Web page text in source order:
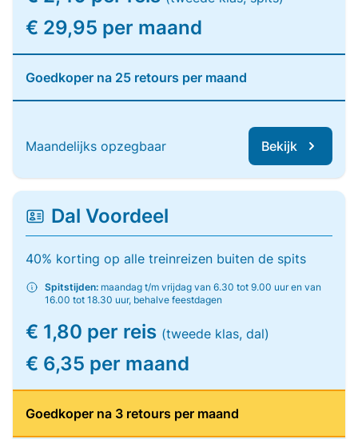
€ 29,95 per maand
Goedkoper na 25 retours per maand
Maandelijks opzegbaar Bekijk
Dal Voordeel
40% korting op alle treinreizen buiten de spits
Spitstijden: maandag t/m vrijdag van 6.30 tot 9.00 uur en van
16.00 tot 18.30 uur, behalve feestdagen
€ 1,80 per reis (tweede klas, dal)
€ 6,35 per maand
Goedkoper na 3 retours per maand